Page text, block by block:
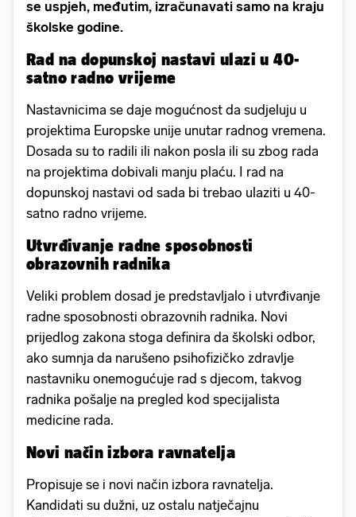
se uspjeh, međutim, izračunavati samo na kraju
školske godine.
Rad na dopunskoj nastavi ulazi u 40-
satno radno vrijeme
Nastavnicima se daje mogućnost da sudjeluju u
projektima Europske unije unutar radnog vremena.
Dosada su to radili ili nakon posla ili su zbog rada
na projektima dobivali manju plaću. I rad na
dopunskoj nastavi od sada bi trebao ulaziti u 40-
satno radno vrijeme.
Utvrđivanje radne sposobnosti
obrazovnih radnika
Veliki problem dosad je predstavljalo i utvrđivanje
radne sposobnosti obrazovnih radnika. Novi
prijedlog zakona stoga definira da školski odbor,
ako sumnja da narušeno psihofizičko zdravlje
nastavniku onemogućuje rad s djecom, takvog
radnika pošalje na pregled kod specijalista
medicine rada.
Novi način izbora ravnatelja
Propisuje se i novi način izbora ravnatelja.
Kandidati su dužni, uz ostalu natječajnu